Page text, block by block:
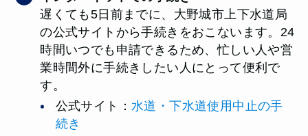
遅くても5日前までに、大野城市上下水道局
の公式サイトから手続きをおこないます。24
時間いつでも申請できるため、忙しい人や営
業時間外に手続きしたい人にとって便利で
す。
公式サイト：水道・下水道使用中止の手
続き